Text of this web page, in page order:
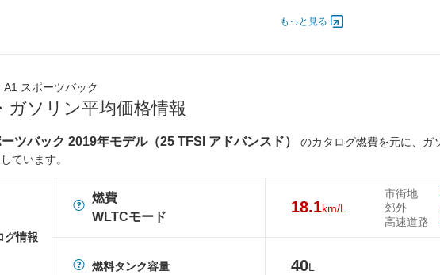
175 [17.8]/ 1,600
195/55R16
195/55R16 215/45R17
18.1km/L 18.1km/L 18.1km/L 18.1km/L
18.3km/L
20.4km/L
- -
もっと見る
A1 スポーツバック
ガソリン平均価格情報
ツバック 2019年モデル（25 TFSI アドバンスド）
のカタログ燃費を元に、ガ
ています。
グ情報
燃費
WLTCモード
18.1km/L
市街地
郊外
高速道路
燃料タンク容量 40L